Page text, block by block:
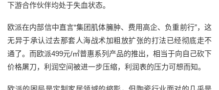
下游合作伙伴均处于失血状态。
欧派在内部信中直言“集团肌体臃肿、费用高企、负重前行”，这
无异于承认过去那套人海战术加粗放扩张的打法已经彻底走不
通了。而欧派499元/㎡普惠系列产品的推出，相当于向自己砍下
价格屠刀，利润空间被进一步压缩，利润表的压力可想而知。